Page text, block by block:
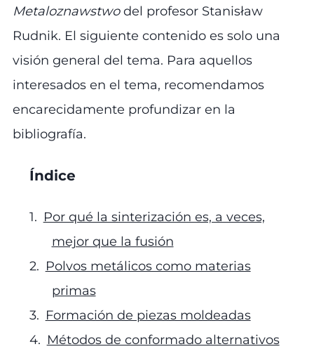
Metaloznawstwodel profesor Stanisław
Rudnik. El siguiente contenido es solo una
visión general del tema. Para aquellos
interesados en el tema, recomendamos
encarecidamente profundizar en la
bibliografía.
Índice
Por qué la sinterización es, a veces,
mejor que la fusión
Polvos metálicos como materias
primas
Formación de piezas moldeadas
Métodos de conformado alternativos